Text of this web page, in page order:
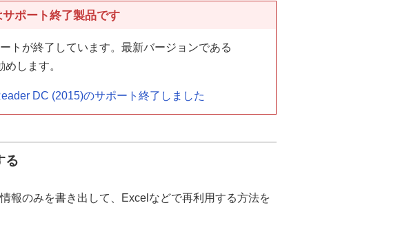
ポート終了製品です
トが終了しています。最新バージョンである
します。
DC (2015)のサポート終了しました
る
報のみを書き出して、Excelなどで再利用する方法を